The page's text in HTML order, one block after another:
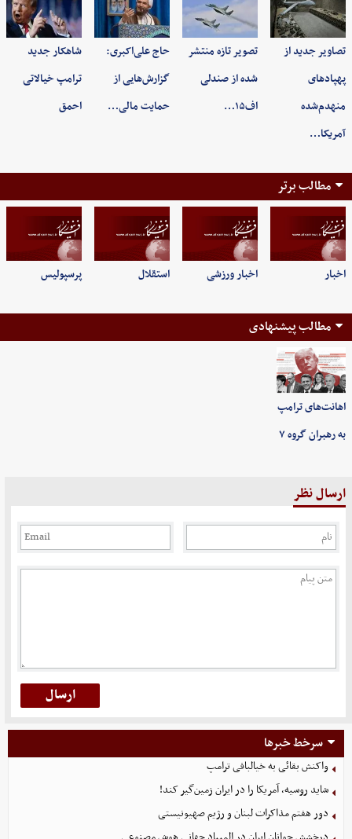
تصاویر جدید از
پهپادهای
منهدم‌شده
آمریکا…
تصویر تازه منتشر
شده از صندلی
اف۱۵…
حاج علی‌اکبری:
گزارش‌هایی از
حمایت مالی…
شاهکار جدید
ترامپ خیالاتی
احمق
مطالب برتر
اخبار اخبار ورزشی استقلال پرسپولیس
مطالب پیشنهادی
اهانت‌های ترامپ
به رهبران گروه ۷
ارسال نظر
سرخط خبرها
واکنش بقائی به خیالبافی ترامپ
شاید روسیه، آمریکا را در ایران زمین‌گیر کند!
دور هفتم مذاکرات لبنان و رژیم صهیونیستی